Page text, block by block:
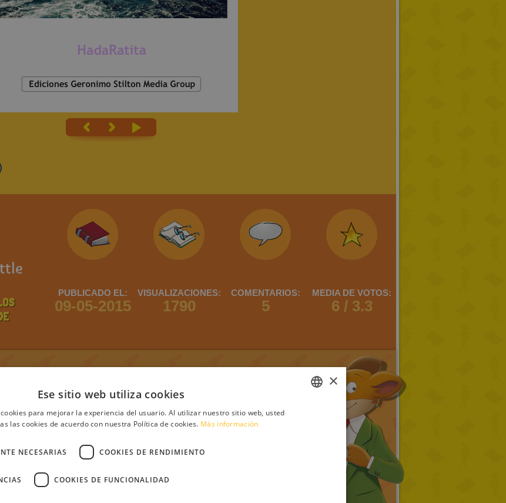
PUBLICADO EL:
09-05-2015
VISUALIZACIONES:
1790
COMENTARIOS:
5
MEDIA DE VOTOS:
6 / 3.3
iniciar sesión
×
Ese sitio web utiliza cookies
para mejorar la experiencia del usuario. Al utilizar nuestro sitio web, usted
las cookies de acuerdo con nuestra Política de cookies. Más información
NECESARIAS COOKIES DE RENDIMIENTO
COOKIES DE FUNCIONALIDAD